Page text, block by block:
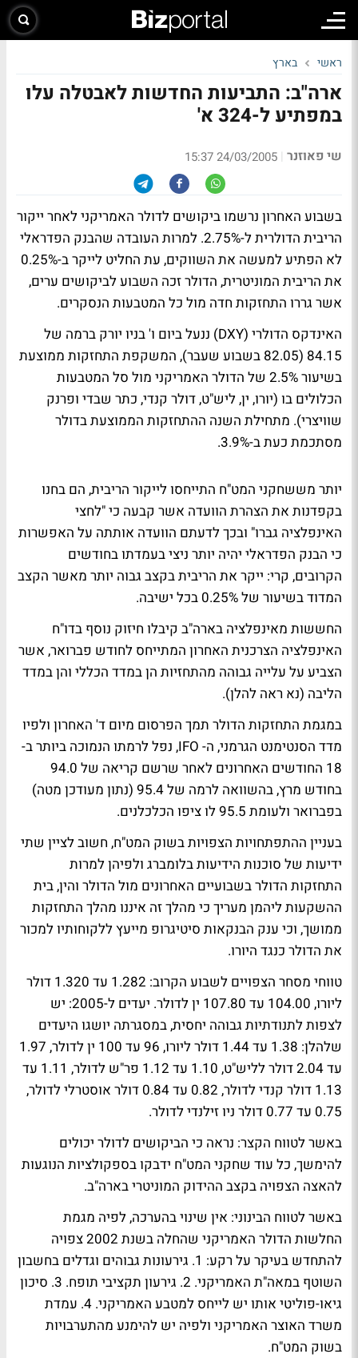
ראשי בארץ
ארה"ב: התביעות החדשות לאבטלה עלו
במפתיע ל-324 א'
שי פאוזנר |
24/03/2005 15:37
בשבוע האחרון נרשמו ביקושים לדולר האמריקני לאחר ייקור
הריבית הדולרית ל-2.75%. למרות העובדה שהבנק הפדראלי
לא הפתיע למעשה את השווקים, עת החליט לייקר ב-0.25%
את הריבית המוניטרית, הדולר זכה השבוע לביקושים ערים,
אשר גררו התחזקות חדה מול כל המטבעות הנסקרים.
האינדקס הדולרי (DXY) ננעל ביום ו' בניו יורק ברמה של
84.15 (82.05 בשבוע שעבר), המשקפת התחזקות ממוצעת
בשיעור 2.5% של הדולר האמריקני מול סל המטבעות
הכלולים בו (יורו, ין, ליש"ט, דולר קנדי, כתר שבדי ופרנק
שוויצרי). מתחילת השנה ההתחזקות הממוצעת בדולר
מסתכמת כעת ב-3.9%.
יותר מששחקני המט"ח התייחסו לייקור הריבית, הם בחנו
בקפדנות את הצהרת הוועדה אשר קבעה כי "לחצי
האינפלציה גברו" ובכך לדעתם הוועדה אותתה על האפשרות
כי הבנק הפדראלי יהיה יותר ניצי בעמדתו בחודשים
הקרובים, קרי: ייקר את הריבית בקצב גבוה יותר מאשר הקצב
המדוד בשיעור של 0.25% בכל ישיבה.
החששות מאינפלציה בארה"ב קיבלו חיזוק נוסף בדו"ח
האינפלציה הצרכנית האחרון המתייחס לחודש פברואר, אשר
הצביע על עלייה גבוהה מהתחזיות הן במדד הכללי והן במדד
הליבה (נא ראה להלן).
במגמת התחזקות הדולר תמך הפרסום מיום ד' האחרון ולפיו
מדד הסנטימנט הגרמני, ה- IFO, נפל לרמתו הנמוכה ביותר ב-
18 החודשים האחרונים לאחר שרשם קריאה של 94.0
בחודש מרץ, בהשוואה לרמה של 95.4 (נתון מעודכן מטה)
בפברואר ולעומת 95.5 לו ציפו הכלכלנים.
בעניין ההתפתחויות הצפויות בשוק המט"ח, חשוב לציין שתי
ידיעות של סוכנות הידיעות בלומברג ולפיהן למרות
התחזקות הדולר בשבועיים האחרונים מול הדולר והין, בית
ההשקעות ליהמן מעריך כי מהלך זה איננו מהלך התחזקות
ממושך, וכי ענק הבנקאות סיטיגרופ מייעץ ללקוחותיו למכור
את הדולר כנגד היורו.
טווחי מסחר הצפויים לשבוע הקרוב: 1.282 עד 1.320 דולר
ליורו, 104.00 עד 107.80 ין לדולר. יעדים ל-2005: יש
לצפות לתנודתיות גבוהה יחסית, במסגרתה יושגו היעדים
שלהלן: 1.38 עד 1.44 דולר ליורו, 96 עד 100 ין לדולר, 1.97
עד 2.04 דולר לליש"ט, 1.10 עד 1.12 פר"ש לדולר, 1.11 עד
1.13 דולר קנדי לדולר, 0.82 עד 0.84 דולר אוסטרלי לדולר,
0.75 עד 0.77 דולר ניו זילנדי לדולר.
באשר לטווח הקצר: נראה כי הביקושים לדולר יכולים
להימשך, כל עוד שחקני המט"ח ידבקו בספקולציות הנוגעות
להאצה הצפויה בקצב ההידוק המוניטרי בארה"ב.
באשר לטווח הבינוני: אין שינוי בהערכה, לפיה מגמת
החלשות הדולר האמריקני שהחלה בשנת 2002 צפויה
להתחדש בעיקר על רקע: 1. גירעונות גבוהים וגדלים בחשבון
השוטף במאה"ת האמריקני. 2. גירעון תקציבי תופח. 3. סיכון
גיאו-פוליטי אותו יש לייחס למטבע האמריקני. 4. עמדת
משרד האוצר האמריקני ולפיה יש להימנע מהתערבויות
בשוק המט"ח.